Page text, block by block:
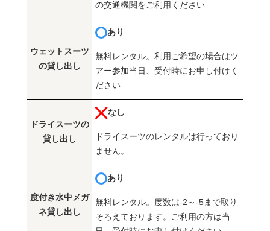
の交通機関をご利用ください
ウェットスーツ
の貸し出し
あり
無料レンタル。利用ご希望の場合はツ
アー参加当日、受付時にお申し付けく
ださい
ドライスーツの
貸し出し
なし
ドライスーツのレンタルは行っており
ません。
度付き水中メガ
ネ貸し出し
あり
無料レンタル。度数は-2～-5まで取り
そろえております。ご利用の方は当